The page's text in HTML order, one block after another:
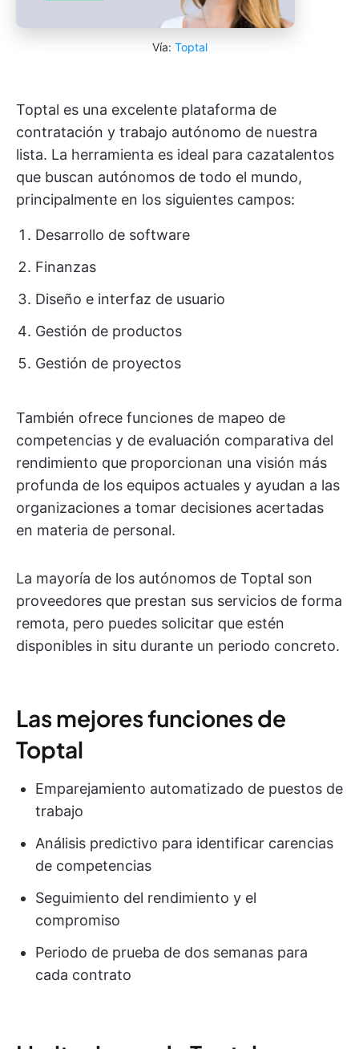
Vía: Toptal
Toptal es una excelente plataforma de
contratación y trabajo autónomo de nuestra
lista. La herramienta es ideal para cazatalentos
que buscan autónomos de todo el mundo,
principalmente en los siguientes campos:
Desarrollo de software
Finanzas
Diseño e interfaz de usuario
Gestión de productos
Gestión de proyectos
También ofrece funciones de mapeo de
competencias y de evaluación comparativa del
rendimiento que proporcionan una visión más
profunda de los equipos actuales y ayudan a las
organizaciones a tomar decisiones acertadas
en materia de personal.
La mayoría de los autónomos de Toptal son
proveedores que prestan sus servicios de forma
remota, pero puedes solicitar que estén
disponibles in situ durante un periodo concreto.
Las mejores funciones de
Toptal
Emparejamiento automatizado de puestos de
trabajo
Análisis predictivo para identificar carencias
de competencias
Seguimiento del rendimiento y el
compromiso
Periodo de prueba de dos semanas para
cada contrato